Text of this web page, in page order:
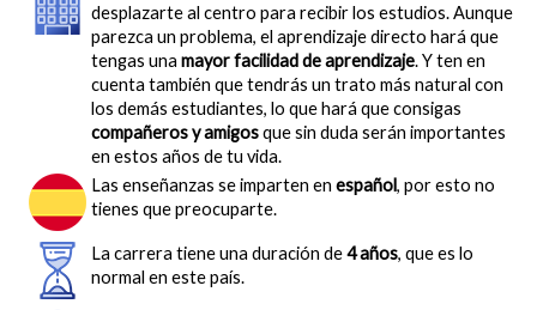
desplazarte al centro para recibir los estudios. Aunque
parezca un problema, el aprendizaje directo hará que
tengas una mayor facilidad de aprendizaje. Y ten en
cuenta también que tendrás un trato más natural con
los demás estudiantes, lo que hará que consigas
compañeros y amigosque sin duda serán importantes
en estos años de tu vida.
Las enseñanzas se imparten en español, por esto no
tienes que preocuparte.
La carrera tiene una duración de4 años, que es lo
normal en este país.